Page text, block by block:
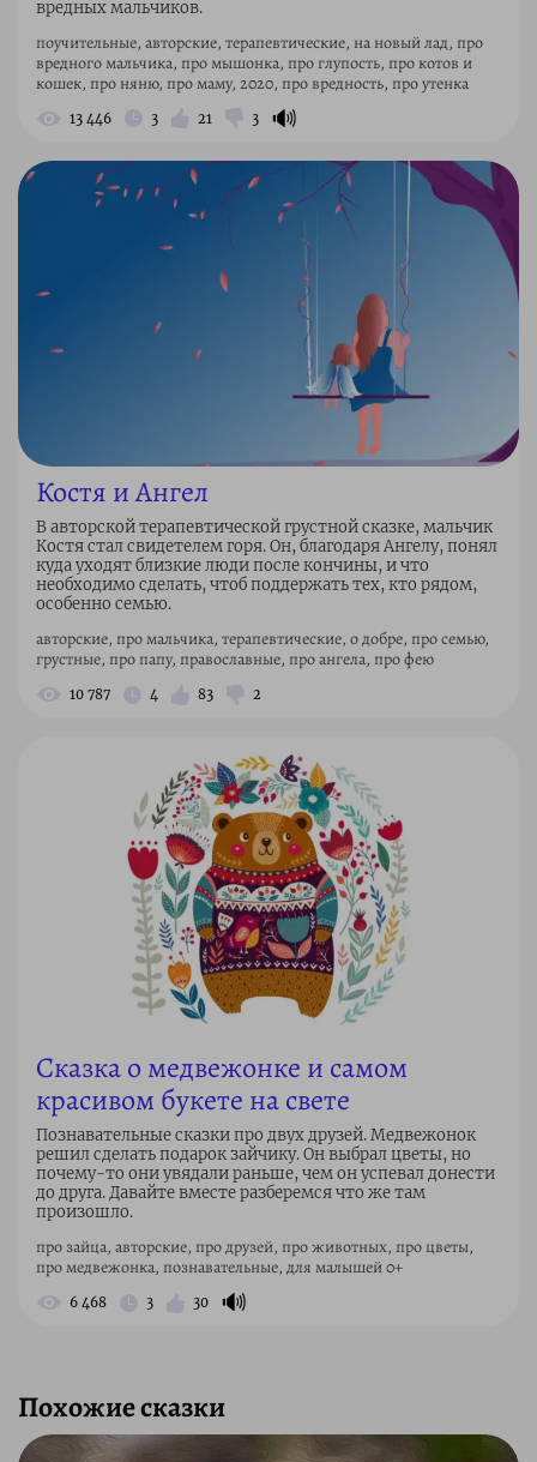
вредных мальчиков.
поучительные, авторские, терапевтические, на новый лад, про
вредного мальчика, про мышонка, про глупость, про котов и
кошек, про няню, про маму, 2020, про вредность, про утенка
13 446 3 21 3 🔊
Костя и Ангел
В авторской терапевтической грустной сказке, мальчик
Костя стал свидетелем горя. Он, благодаря Ангелу, понял
куда уходят близкие люди после кончины, и что
необходимо сделать, чтоб поддержать тех, кто рядом,
особенно семью.
авторские, про мальчика, терапевтические, о добре, про семью,
грустные, про папу, православные, про ангела, про фею
10 787 4 83 2
Сказка о медвежонке и самом
красивом букете на свете
Познавательные сказки про двух друзей. Медвежонок
решил сделать подарок зайчику. Он выбрал цветы, но
почему-то они увядали раньше, чем он успевал донести
до друга. Давайте вместе разберемся что же там
произошло.
про зайца, авторские, про друзей, про животных, про цветы,
про медвежонка, познавательные, для малышей 0+
6 468 3 30 🔊
Похожие сказки